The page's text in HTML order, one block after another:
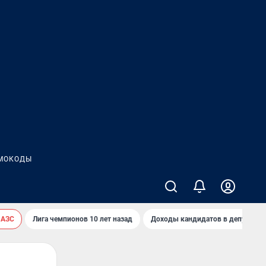
АЗС Лига чемпионов 10 лет назад Доходы кандидатов в депутаты